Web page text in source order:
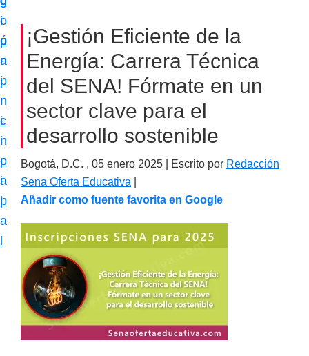
i
ó
n
p
r
i
n
c
i
p
a
o
p
r
i
n
c
i
p
a
l
i
n
a
a
ó
n
s
p
e
c
a
i
z
a
¡Gestión Eficiente de la
Energía: Carrera Técnica
del SENA! Fórmate en un
sector clave para el
desarrollo sostenible
Bogotá, D.C. , 05 enero 2025 | Escrito por Redacción
Sena Oferta Educativa
Añadir como fuente favorita en Google